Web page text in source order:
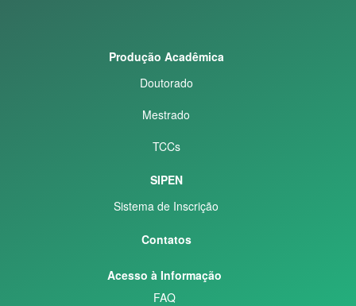
Produção Acadêmica
Doutorado
Mestrado
TCCs
SIPEN
Sistema de Inscrição
Contatos
Acesso à Informação
FAQ